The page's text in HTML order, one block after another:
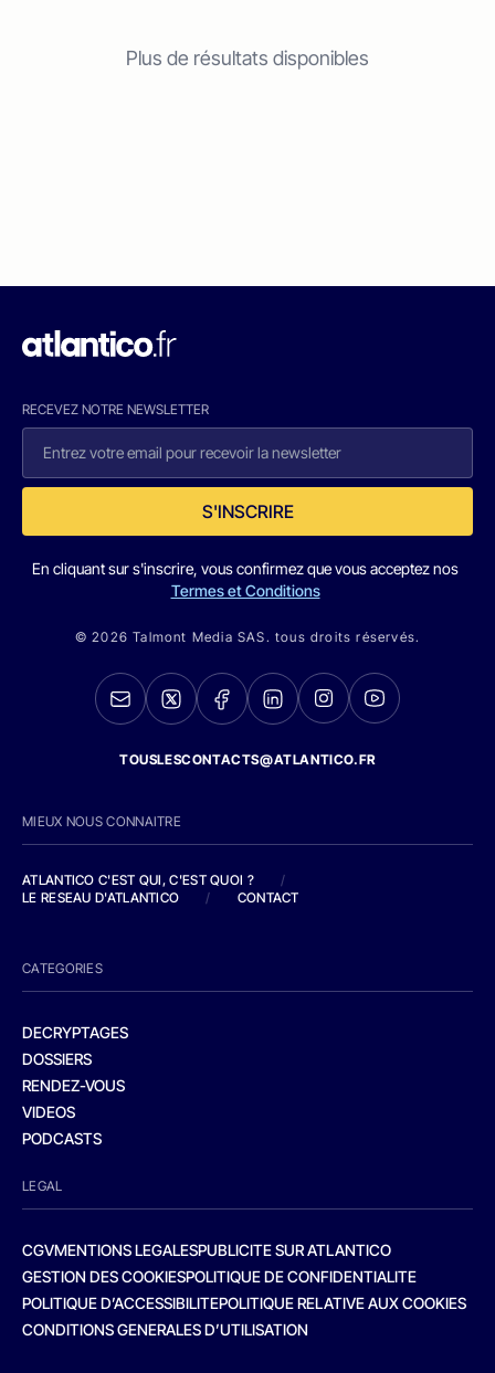
Plus de résultats disponibles
RECEVEZ NOTRE NEWSLETTER
S'INSCRIRE
En cliquant sur s'inscrire, vous confirmez que vous acceptez nos
Termes et Conditions
© 2026 Talmont Media SAS. tous droits réservés.
TOUSLESCONTACTS@ATLANTICO.FR
MIEUX NOUS CONNAITRE
ATLANTICO C'EST QUI, C'EST QUOI ?
/
LE RESEAU D'ATLANTICO
/ CONTACT
CATEGORIES
DECRYPTAGES
DOSSIERS
RENDEZ-VOUS
VIDEOS
PODCASTS
LEGAL
CGVMENTIONS LEGALESPUBLICITE SUR ATLANTICO
GESTION DES COOKIESPOLITIQUE DE CONFIDENTIALITE
POLITIQUE D’ACCESSIBILITEPOLITIQUE RELATIVE AUX COOKIES
CONDITIONS GENERALES D’UTILISATION